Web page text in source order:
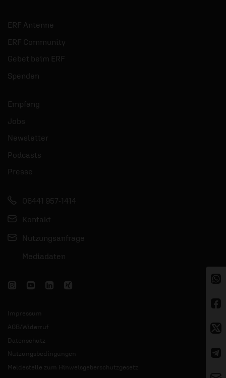
ERF Antenne
ERF Community
Gebet beim ERF
Spenden
Empfang
Jobs
Newsletter
Podcasts
Presse
06441 957-1414
Kontakt
Nutzungsanfrage
Mediadaten
Impressum
AGB/Widerruf
Datenschutz
Nutzungsbedingungen
Meldestelle zum Hinweisgeberschutzgesetz